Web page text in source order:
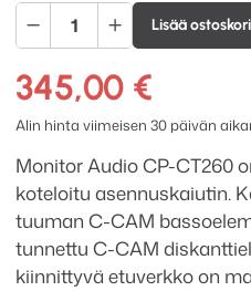
Monitor
Audio
CP-
CT260
koteloitu
uppokaiutin
määrä
Lisää
345,00 €
Alin hinta viimeisen 30 päivän
Monitor Audio CP-CT260
koteloitu asennuskaiutin.
tuuman C-CAM
tunnettu C-CAM
kiinnittyvä etuverkko on